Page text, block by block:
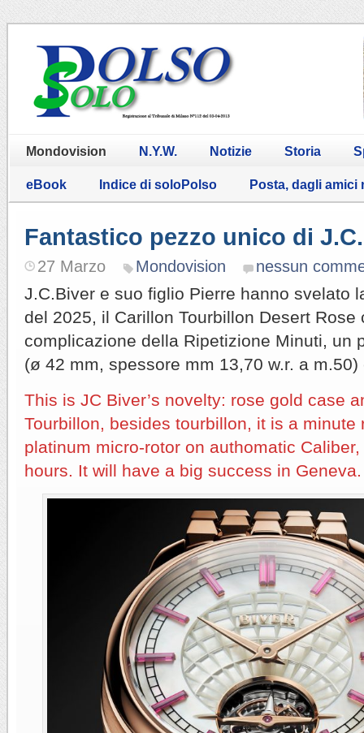
Mondovision N.Y.W. Notizie Storia
eBook Indice di soloPolso Posta, dagli amici
Fantastico pezzo unico di
27 Marzo Mondovision nessun
J.C.Biver e suo figlio Pierre hanno svelato
del 2025, il Carillon Tourbillon Desert
complicazione della Ripetizione Minuti, un
(ø 42 mm, spessore mm 13,70 w.r. a
This is JC Biver’s novelty: rose gold case
Tourbillon, besides tourbillon, it is a minute
platinum micro-rotor on authomatic
hours. It will have a big success in Geneva.